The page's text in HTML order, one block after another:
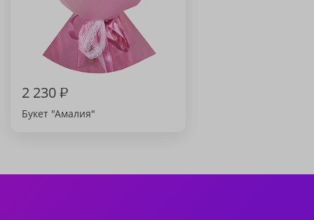
2 230₽
Букет "Амалия"